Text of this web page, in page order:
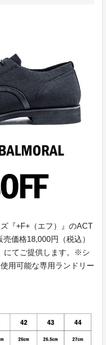
『+F+（エフ）』のACT
価格18,000円（税込）
にてご提供します。※シ
用可能な専用ランドリー